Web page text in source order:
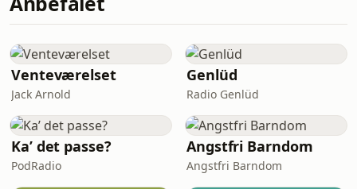
og investeringsforeninger. Vi
med frugtkurve, supermarkeder og
bland-selv slik – så du lettere kan
forstå, hvad du investerer i.Du får og
Venteværelset
Jack Arnold
Genlüd
Radio Genlüd
Ka’ det passe?
PodRadio
Angstfri Barndom
Angstfri Barndom